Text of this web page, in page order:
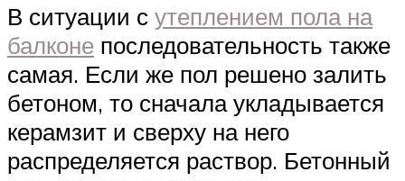
В ситуации с утеплением пола на
балконе последовательность также
самая. Если же пол решено залить
бетоном, то сначала укладывается
керамзит и сверху на него
распределяется раствор. Бетонный